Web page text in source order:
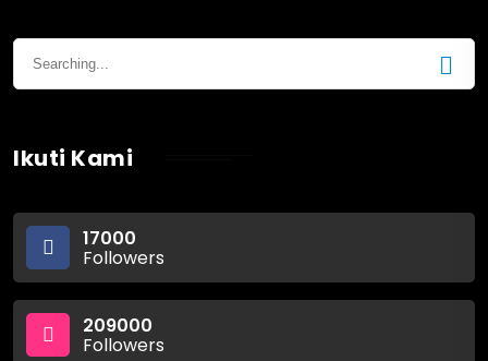
Ikuti Kami
17000
Followers
209000
Followers